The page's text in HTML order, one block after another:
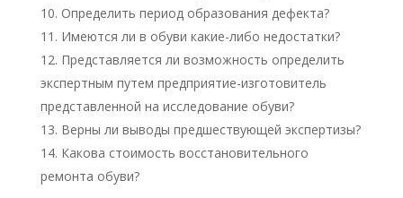
Определить период образования дефекта?
Имеются ли в обуви какие-либо недостатки?
Представляется ли возможность определить
экспертным путем предприятие-изготовитель
представленной на исследование обуви?
Верны ли выводы предшествующей экспертизы?
Какова стоимость восстановительного
ремонта обуви?